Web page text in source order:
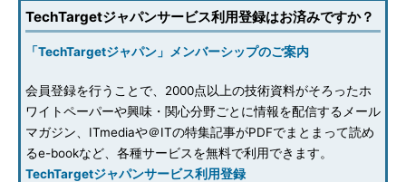
TechTargetジャパンサービス利用登録はお済みですか？
「TechTargetジャパン」メンバーシップのご案内
会員登録を行うことで、2000点以上の技術資料がそろったホ
ワイトペーパーや興味・関心分野ごとに情報を配信するメール
マガジン、ITmediaや＠ITの特集記事がPDFでまとまって読め
るe-bookなど、各種サービスを無料で利用できます。
TechTargetジャパンサービス利用登録